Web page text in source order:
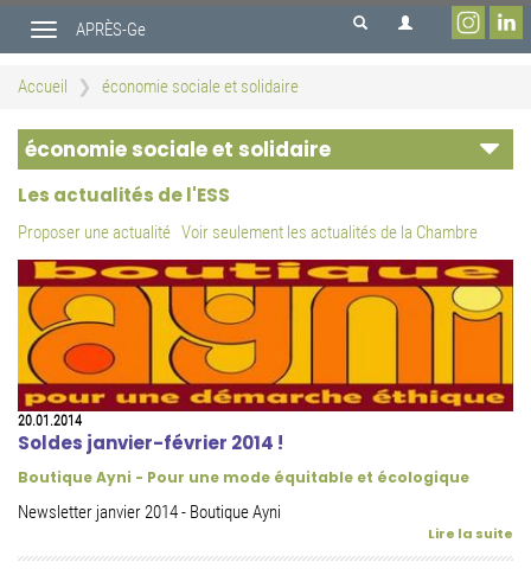
contenu
Toggle
navigation
APRÈS-Ge
Accueil économie sociale et solidaire
économie sociale et solidaire
Les actualités de l'ESS
Proposer une actualité Voir seulement les actualités de la Chambre
20.01.2014
Soldes janvier-février 2014 !
Boutique Ayni - Pour une mode équitable et écologique
Newsletter janvier 2014 - Boutique Ayni
Lire la suite